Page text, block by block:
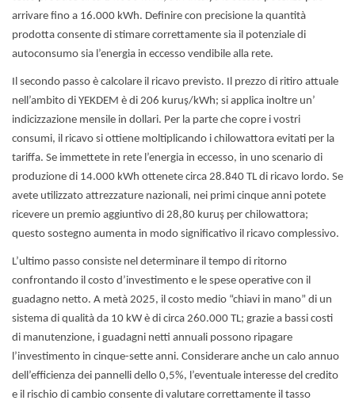
arrivare fino a 16.000 kWh. Definire con precisione la quantità
prodotta consente di stimare correttamente sia il potenziale di
autoconsumo sia l’energia in eccesso vendibile alla rete.
Il secondo passo è calcolare il ricavo previsto. Il prezzo di ritiro attuale
nell’ambito di YEKDEM è di 206 kuruş/kWh; si applica inoltre un’
indicizzazione mensile in dollari. Per la parte che copre i vostri
consumi, il ricavo si ottiene moltiplicando i chilowattora evitati per la
tariffa. Se immettete in rete l’energia in eccesso, in uno scenario di
produzione di 14.000 kWh ottenete circa 28.840 TL di ricavo lordo. Se
avete utilizzato attrezzature nazionali, nei primi cinque anni potete
ricevere un premio aggiuntivo di 28,80 kuruş per chilowattora;
questo sostegno aumenta in modo significativo il ricavo complessivo.
L’ultimo passo consiste nel determinare il tempo di ritorno
confrontando il costo d’investimento e le spese operative con il
guadagno netto. A metà 2025, il costo medio “chiavi in mano” di un
sistema di qualità da 10 kW è di circa 260.000 TL; grazie a bassi costi
di manutenzione, i guadagni netti annuali possono ripagare
l’investimento in cinque-sette anni. Considerare anche un calo annuo
dell’efficienza dei pannelli dello 0,5%, l’eventuale interesse del credito
e il rischio di cambio consente di valutare correttamente il tasso